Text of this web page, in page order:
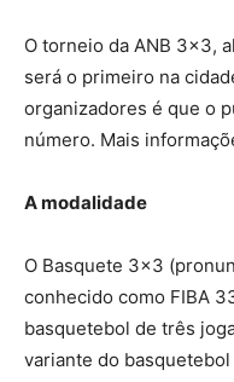
O torneio da ANB 3×3,
será o primeiro na
organizadores é que o
número. Mais
A modalidade
O Basquete 3×3
conhecido como FIBA
basquetebol de três
variante do